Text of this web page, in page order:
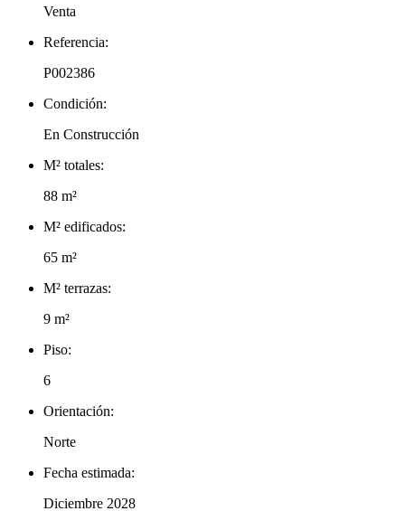
Venta
Referencia:
P002386
Condición:
En Construcción
M² totales:
88 m²
M² edificados:
65 m²
M² terrazas:
9 m²
Piso:
6
Orientación:
Norte
Fecha estimada:
Diciembre 2028